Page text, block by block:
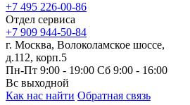
+7 495 226-00-86
Отдел сервиса
+7 909 944-50-84
г. Москва, Волоколамское шоссе,
д.112, корп.5
Пн-Пт 9:00 - 19:00 Сб 9:00 - 16:00
Вс выходной
Как нас найти Обратная связь